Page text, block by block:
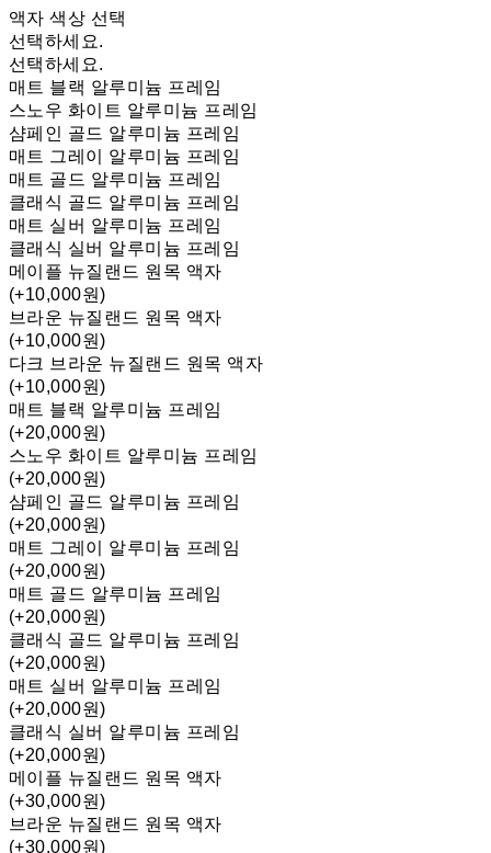
액자 색상 선택
선택하세요.
선택하세요.
매트 블랙 알루미늄 프레임
스노우 화이트 알루미늄 프레임
샴페인 골드 알루미늄 프레임
매트 그레이 알루미늄 프레임
매트 골드 알루미늄 프레임
클래식 골드 알루미늄 프레임
매트 실버 알루미늄 프레임
클래식 실버 알루미늄 프레임
메이플 뉴질랜드 원목 액자
(+10,000원)
브라운 뉴질랜드 원목 액자
(+10,000원)
다크 브라운 뉴질랜드 원목 액자
(+10,000원)
매트 블랙 알루미늄 프레임
(+20,000원)
스노우 화이트 알루미늄 프레임
(+20,000원)
샴페인 골드 알루미늄 프레임
(+20,000원)
매트 그레이 알루미늄 프레임
(+20,000원)
매트 골드 알루미늄 프레임
(+20,000원)
클래식 골드 알루미늄 프레임
(+20,000원)
매트 실버 알루미늄 프레임
(+20,000원)
클래식 실버 알루미늄 프레임
(+20,000원)
메이플 뉴질랜드 원목 액자
(+30,000원)
브라운 뉴질랜드 원목 액자
(+30,000원)